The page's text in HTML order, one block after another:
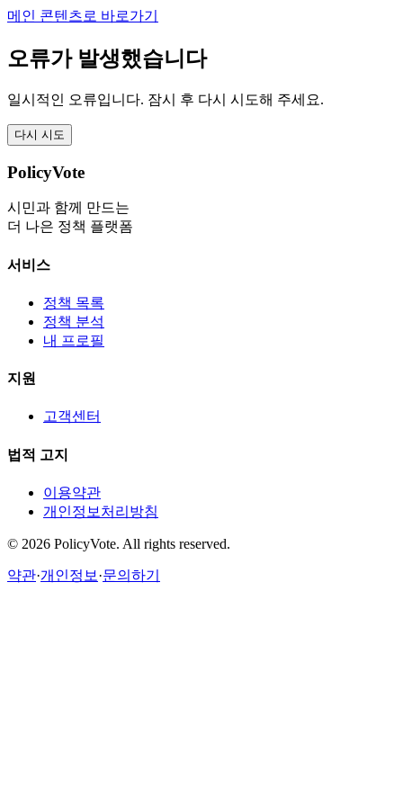
메인 콘텐츠로 바로가기
오류가 발생했습니다
일시적인 오류입니다. 잠시 후 다시 시도해 주세요.
다시 시도
PolicyVote
시민과 함께 만드는
더 나은 정책 플랫폼
서비스
정책 목록
정책 분석
내 프로필
지원
고객센터
법적 고지
이용약관
개인정보처리방침
© 2026 PolicyVote. All rights reserved.
약관·개인정보 ·문의하기